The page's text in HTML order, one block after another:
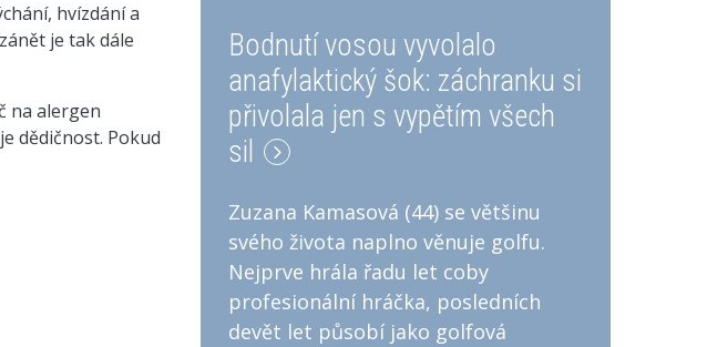
hvízdání a
je tak dále
na alergen
dědičnost. Pokud
Bodnutí vosou vyvolalo
anafylaktický šok: záchranku si
přivolala jen s vypětím všech
sil
Zuzana Kamasová (44) se většinu
svého života naplno věnuje golfu.
Nejprve hrála řadu let coby
profesionální hráčka, posledních
devět let působí jako golfová